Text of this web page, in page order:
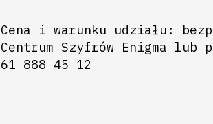
Cena i warunku udziału:
Centrum Szyfrów Enigma lub
61 888 45 12